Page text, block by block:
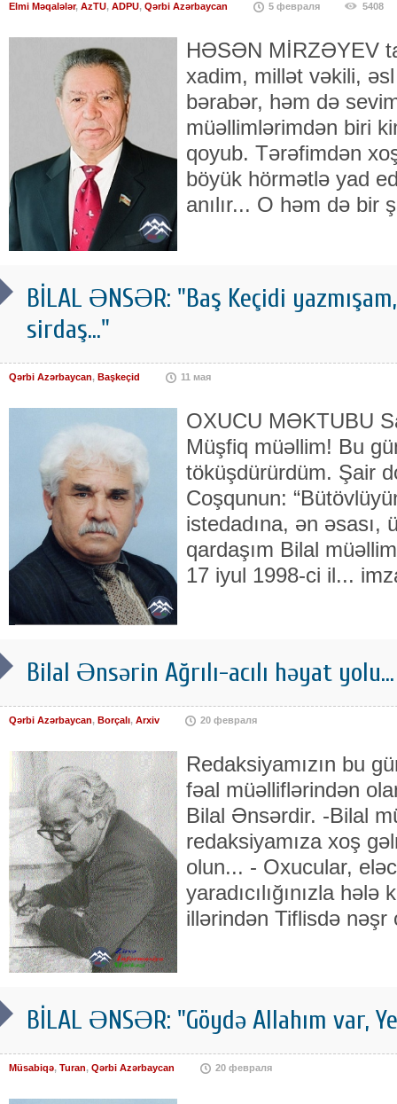
Elmi Məqalələr, AzTU, ADPU, Qərbi Azərbaycan 5 февраля 5408
HƏSƏN MİRZƏYEV
xadim, millət vəkili,
bərabər, həm də
müəllimlərimdən biri
qoyub. Tərəfimdən
böyük hörmətlə yad
anılır... O həm də bir
BİLAL ƏNSƏR: "Baş Keçidi
sirdaş..."
Qərbi Azərbaycan, Başkeçid 11 мая
OXUCU MƏKTUBU
Müşfiq müəllim! Bu
töküşdürürdüm. Şair
Coşqunun:
istedadına, ən əsası,
qardaşım Bilal
17 iyul 1998-ci il...
Bilal Ənsərin Ağrılı-acılı həyat yolu...
Qərbi Azərbaycan, Borçalı, Arxiv 20 февраля
Redaksiyamızın bu
fəal müəlliflərindən
Bilal Ənsərdir. -Bilal
redaksiyamıza xoş
olun... - Oxucular,
yaradıcılığınızla
illərindən Tiflisdə nəşr
BİLAL ƏNSƏR: "Göydə Allahım var,
Müsabiqə, Turan, Qərbi Azərbaycan 20 февраля